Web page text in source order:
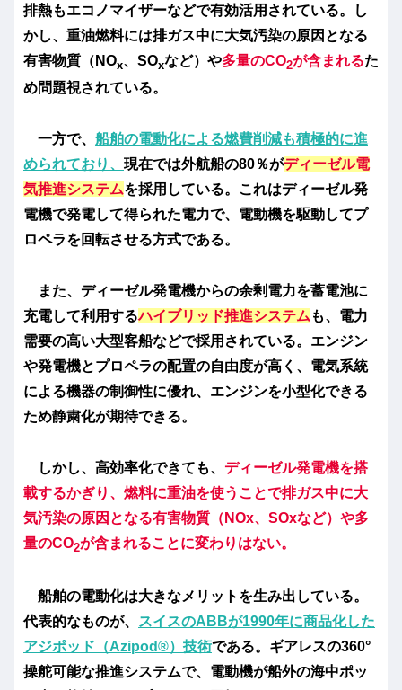
排熱もエコノマイザーなどで有効活用されている。し
かし、重油燃料には排ガス中に大気汚染の原因となる
有害物質（NOx、SOxなど）や多量のCO2が含まれるた
め問題視されている。
一方で、 船舶の電動化による燃費削減も積極的に進
められており、 現在では外航船の80％がディーゼル電
気推進システムを採用している。これはディーゼル発
電機で発電して得られた電力で、電動機を駆動してプ
ロペラを回転させる方式である。
また、ディーゼル発電機からの余剰電力を蓄電池に
充電して利用するハイブリッド推進システム も、電力
需要の高い大型客船などで採用されている。エンジン
や発電機とプロペラの配置の自由度が高く、電気系統
による機器の制御性に優れ、エンジンを小型化できる
ため静粛化が期待できる。
しかし、高効率化できても、 ディーゼル発電機を搭
載するかぎり、燃料に重油を使うことで排ガス中に大
気汚染の原因となる有害物質（NOx、SOxなど）や多
量のCO2が含まれることに変わりはない。
船舶の電動化は大きなメリットを生み出している。
代表的なものが、
スイスのABBが1990年に商品化した
アジポッド（Azipod®）技術である。ギアレスの360°
操舵可能な推進システムで、電動機が船外の海中ポッ